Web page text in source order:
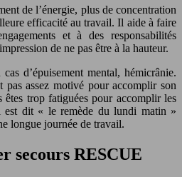
de l’énergie, plus de concentration
efficacité au travail. Il aide à faire
et à des responsabilités
de ne pas être à la hauteur.
d’épuisement mental, hémicrânie.
pas assez motivé pour accomplir son
trop fatiguées pour accomplir les
est dit « le remède du lundi matin »
longue journée de travail.
secours RESCUE